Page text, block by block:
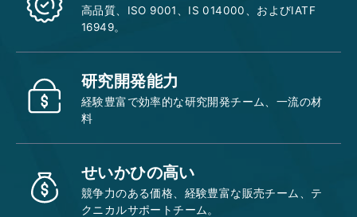
高品質、ISO 9001、IS 014000、およびIATF
16949。
研究開発能力
経験豊富で効率的な研究開発チーム、一流の材
料
せいかひの高い
競争力のある価格、経験豊富な販売チーム、テ
クニカルサポートチーム。